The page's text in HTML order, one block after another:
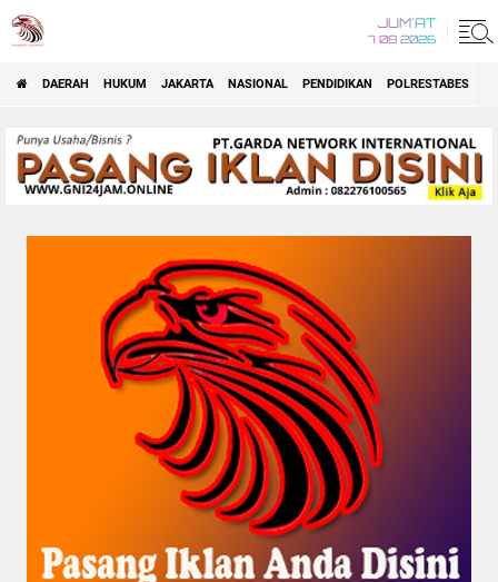
JUM'AT
7 08 2026
DAERAH HUKUM JAKARTA NASIONAL PENDIDIKAN POLRESTABES